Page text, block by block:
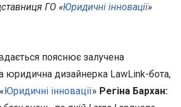
ГО «Юридичні інновації»
пояснює залучена
юридична дизайнерка LawLink-бота,
Юридичні інновації» Регіна Бархан: